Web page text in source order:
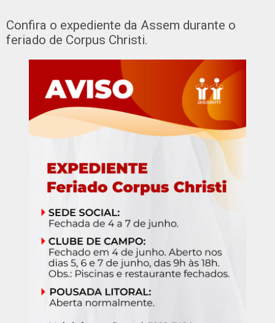
Confira o expediente da Assem durante o
feriado de Corpus Christi.